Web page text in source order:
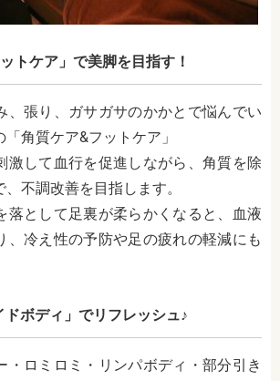
トケア」で美脚を目指す！
、張り、ガサガサのかかとで悩んでい
角質ケア&フットケア」
激して血行を促進しながら、角質を除
不調改善を目指します。
落として足裏が柔らかくなると、血液
、冷え性の予防や足の疲れの軽減にも
ドボディ」でリフレッシュ♪
・ロミロミ・リンパボディ・部分引き